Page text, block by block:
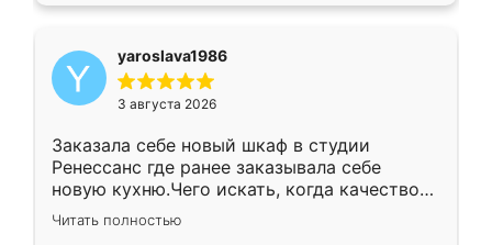
yaroslava1986
3 августа 2026
Заказала себе новый шкаф в студии
Ренессанс где ранее заказывала себе
новую кухню.Чего искать, когда качеством
вполне довольна. Служит кухня уже почти
два года, нареканий нет.
Читать полностью